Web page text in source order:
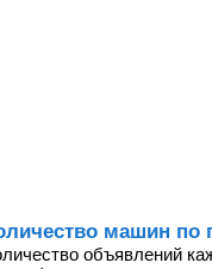
машин по
объявлений